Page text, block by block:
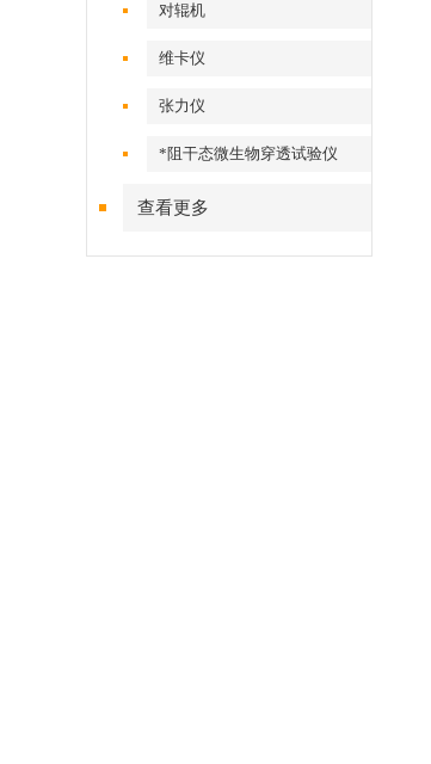
对辊机
维卡仪
张力仪
*阻干态微生物穿透试验仪
查看更多